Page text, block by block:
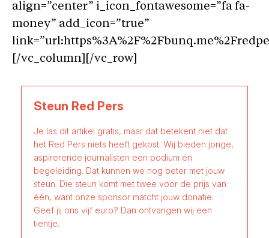
align=”center” i_icon_fontawesome=”fa fa-
money” add_icon=”true”
[/vc_column][/vc_row]
Steun Red Pers
Je las dit artikel gratis, maar dat betekent niet dat
het Red Pers niets heeft gekost. Wij bieden jonge,
aspirerende journalisten een podium én
begeleiding. Dat kunnen we nog beter met jouw
steun. Die steun komt met twee voor de prijs van
één, want onze sponsor matcht jouw donatie.
Geef jij ons vijf euro? Dan ontvangen wij een
tientje.